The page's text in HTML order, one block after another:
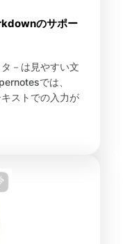
のサポー
－は見やすい文
では、
ストでの入力が